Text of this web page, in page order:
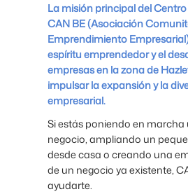
La misión principal del
CAN BE (Asociación
Emprendimiento
espíritu emprendedor y el
empresas en la zona de
impulsar la expansión y la
empresarial.
Si estás poniendo en marcha
negocio, ampliando un
desde casa o creando una
de un negocio ya existente,
ayudarte.